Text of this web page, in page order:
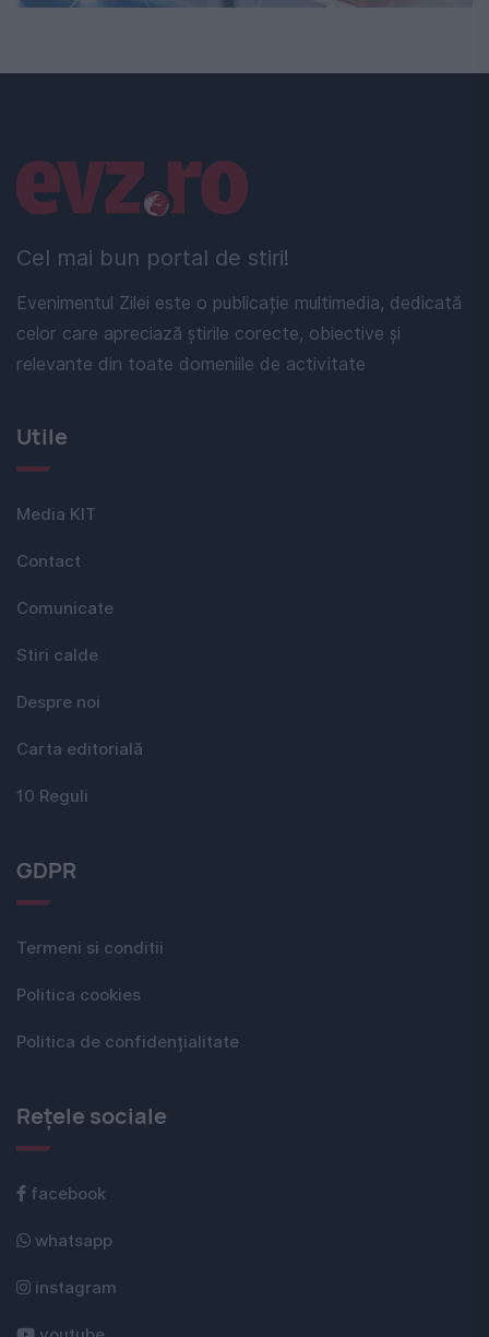
Cel mai bun portal de stiri!
Evenimentul Zilei este o publicație multimedia, dedicată
celor care apreciază știrile corecte, obiective și
relevante din toate domeniile de activitate
Linkuri utile
Utile
Media KIT
Contact
Comunicate
Stiri calde
Despre noi
Carta editorială
10 Reguli
GDPR
Termeni si conditii
Politica cookies
Politica de confidențialitate
Rețele sociale
facebook
whatsapp
instagram